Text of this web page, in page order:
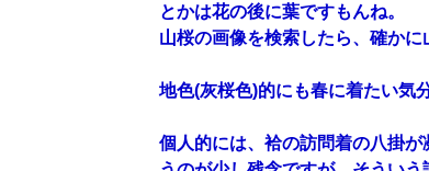
とかは花の後に葉ですもんね。
山桜の画像を検索したら、確かに
地色(灰桜色)的にも春に着たい気
個人的には、袷の訪問着の八掛